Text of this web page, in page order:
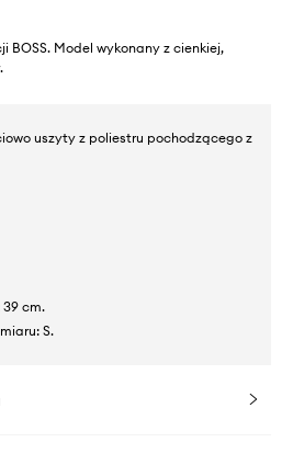
BOSS. Model wykonany z cienkiej,
uszyty z poliestru pochodzącego z
cm.
S.